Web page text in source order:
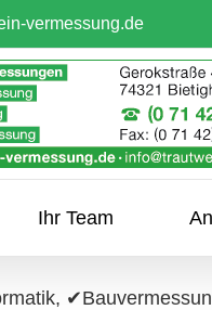
vermessung.de
Ihr Team